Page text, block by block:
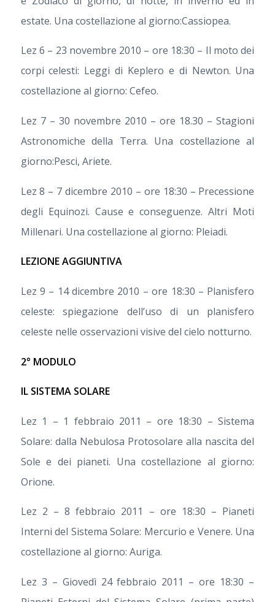
estate. Una costellazione al giorno:Cassiopea.
Lez 6 – 23 novembre 2010 – ore 18:30 – Il moto dei
corpi celesti: Leggi di Keplero e di Newton. Una
costellazione al giorno: Cefeo.
Lez 7 – 30 novembre 2010 – ore 18.30 – Stagioni
Astronomiche della Terra. Una costellazione al
giorno:Pesci, Ariete.
Lez 8 – 7 dicembre 2010 – ore 18:30 – Precessione
degli Equinozi. Cause e conseguenze. Altri Moti
Millenari. Una costellazione al giorno: Pleiadi.
LEZIONE AGGIUNTIVA
Lez 9 – 14 dicembre 2010 – ore 18:30 – Planisfero
celeste: spiegazione dell’uso di un planisfero
celeste nelle osservazioni visive del cielo notturno.
2° MODULO
IL SISTEMA SOLARE
Lez 1 – 1 febbraio 2011 – ore 18:30 – Sistema
Solare: dalla Nebulosa Protosolare alla nascita del
Sole e dei pianeti. Una costellazione al giorno:
Orione.
Lez 2 – 8 febbraio 2011 – ore 18:30 – Pianeti
Interni del Sistema Solare: Mercurio e Venere. Una
costellazione al giorno: Auriga.
Lez 3 – Giovedì 24 febbraio 2011 – ore 18:30 –